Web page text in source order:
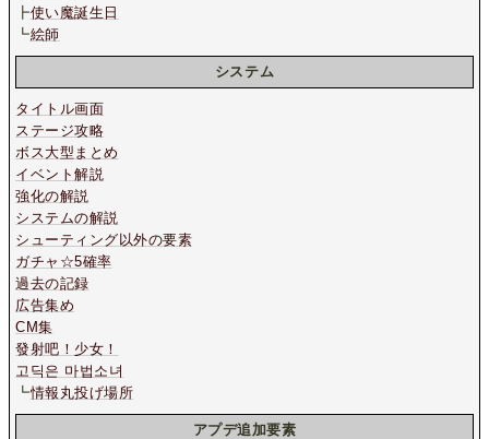
┣使い魔誕生日
┗絵師
システム
タイトル画面
ステージ攻略
ボス大型まとめ
イベント解説
強化の解説
システムの解説
シューティング以外の要素
ガチャ☆5確率
過去の記録
広告集め
CM集
發射吧！少女！
고딕은 마법소녀
┗情報丸投げ場所
アプデ追加要素